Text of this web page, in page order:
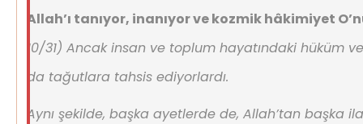
Allah’ı tanıyor, inanıyor ve kozmik hâkimiyet
10/31) Ancak insan ve toplum hayatındaki hüküm
da tağutlara tahsis ediyorlardı.
Aynı şekilde, başka ayetlerde de, Allah’tan başka